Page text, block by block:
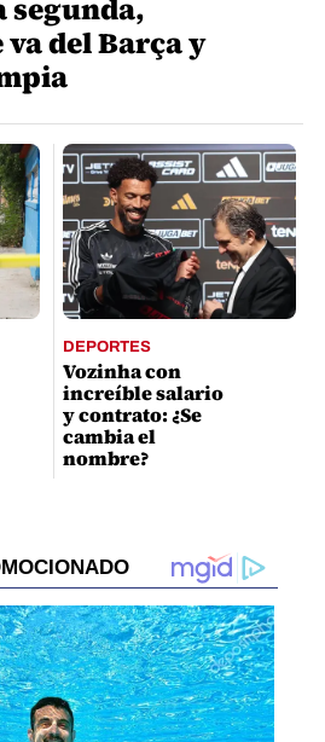
segunda,
del Barça y
DEPORTES
Vozinha con
increíble salario
y contrato: ¿Se
cambia el
nombre?